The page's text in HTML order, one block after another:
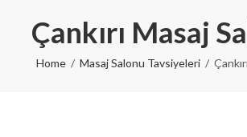
Çankırı Masaj
Home Masaj Salonu Tavsiyeleri